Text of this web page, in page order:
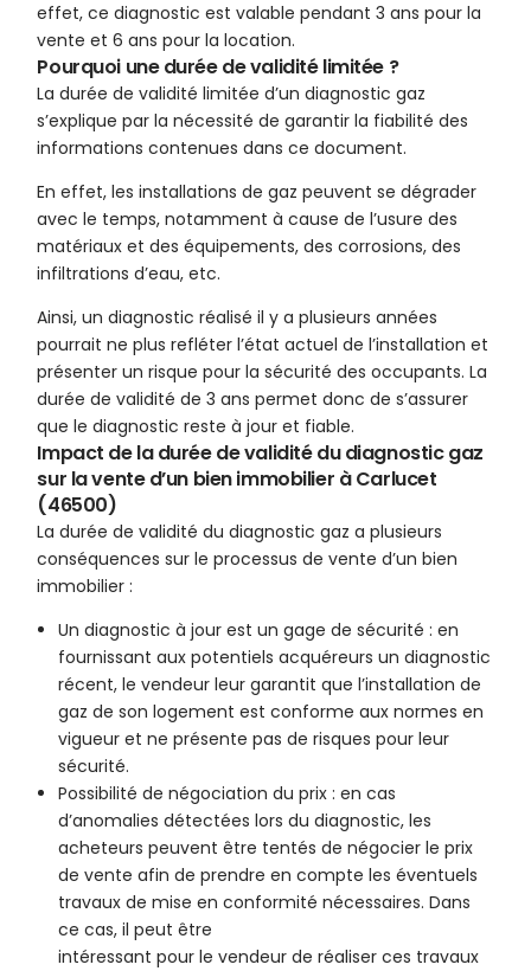
effet, ce diagnostic est valable pendant 3 ans pour la
vente et 6 ans pour la location.
Pourquoi une durée de validité limitée ?
La durée de validité limitée d’un diagnostic gaz
s’explique par la nécessité de garantir la fiabilité des
informations contenues dans ce document.
En effet, les installations de gaz peuvent se dégrader
avec le temps, notamment à cause de l’usure des
matériaux et des équipements, des corrosions, des
infiltrations d’eau, etc.
Ainsi, un diagnostic réalisé il y a plusieurs années
pourrait ne plus refléter l’état actuel de l’installation et
présenter un risque pour la sécurité des occupants. La
durée de validité de 3 ans permet donc de s’assurer
que le diagnostic reste à jour et fiable.
Impact de la durée de validité du diagnostic gaz
sur la vente d’un bien immobilier à Carlucet
(46500)
La durée de validité du diagnostic gaz a plusieurs
conséquences sur le processus de vente d’un bien
immobilier :
Un diagnostic à jour est un gage de sécurité : en
fournissant aux potentiels acquéreurs un diagnostic
récent, le vendeur leur garantit que l’installation de
gaz de son logement est conforme aux normes en
vigueur et ne présente pas de risques pour leur
sécurité.
Possibilité de négociation du prix : en cas
d’anomalies détectées lors du diagnostic, les
acheteurs peuvent être tentés de négocier le prix
de vente afin de prendre en compte les éventuels
travaux de mise en conformité nécessaires. Dans
ce cas, il peut être
intéressant pour le vendeur de réaliser ces travaux